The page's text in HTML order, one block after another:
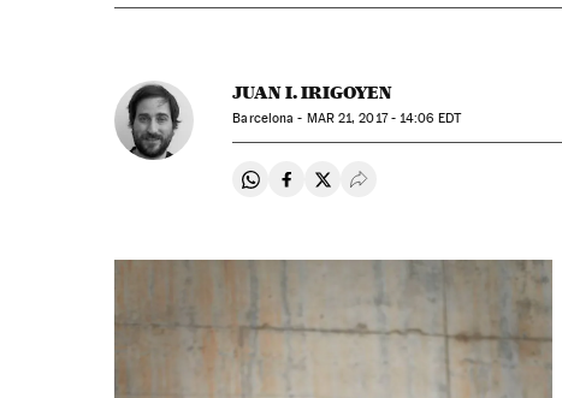
JUAN I. IRIGOYEN
Barcelona - MAR21, 2017 - 14:06 EDT
Compartir en Whatsapp
Compartir en Facebook
Compartir en Twitter
Desplegar Redes Sociales